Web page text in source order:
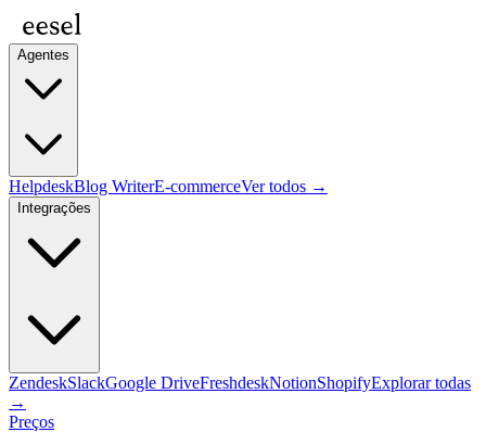
Agentes
HelpdeskBlog WriterE-commerceVer todos →
Integrações
ZendeskSlackGoogle DriveFreshdeskNotionShopifyExplorar todas
→
Preços